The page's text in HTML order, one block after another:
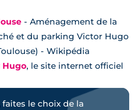
- Aménagement de la
et du parking Victor Hugo
- Wikipédia
Hugo, le site internet officiel
faites le choix de la